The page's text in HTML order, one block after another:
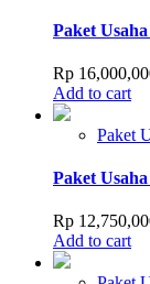
Paket
Rp
Add to cart
Paket
Paket
Rp
Add to cart